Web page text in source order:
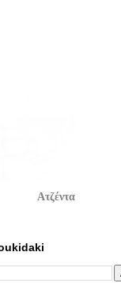
Ατζέντα